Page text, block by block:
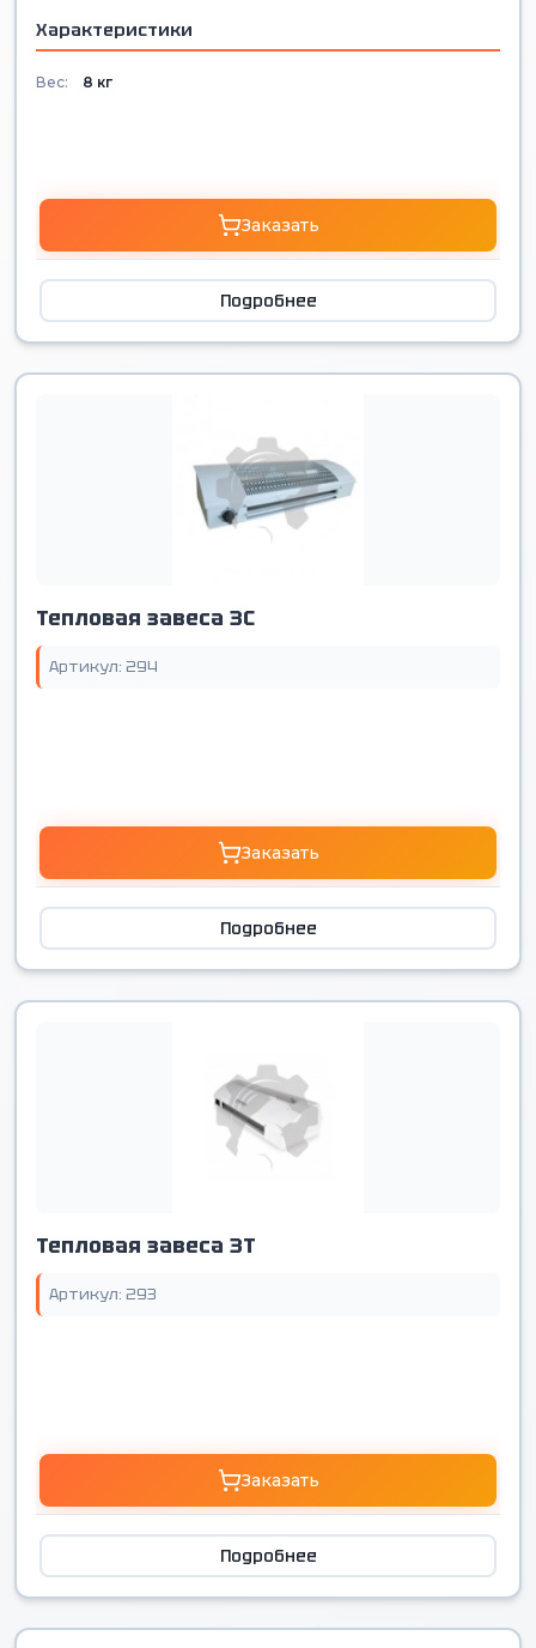
Характеристики
Вес: 8 кг
Заказать
Подробнее
Тепловая завеса 3С
Артикул: 294
Заказать
Подробнее
Тепловая завеса 3T
Артикул: 293
Заказать
Подробнее